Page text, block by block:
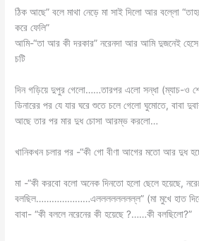
ঠিক আছে” বলে মাথা নেড়ে মা সাই দিলো আর বল্লো
করে ফেলি”
আমি-“তা আর কী দরকার” নরেনদা আর আমি দুজনেই হেসে
চটি
দিন গড়িয়ে দুপুর গেলো……তারপর এলো সন্ধা (ম্যাচ-
ডিনারের পর যে যার ঘরে শুতে চলে গেলো ঘুমোতে, বাবা
আছে তার পর মার দুধ চোসা আরম্ভ করলো…
খানিকখন চলার পর -“কী গো বীণা আগের মতো আর দুধ
মা -“কী করবো বলো অনেক দিনতো হলো ছেলে হয়েছে,
বলছিল…………………এলললললললল্ল” (মা মুখে হাত
বাবা- “কী বললে নরেনের কী হয়েছে ?……কী বলছিলো?”